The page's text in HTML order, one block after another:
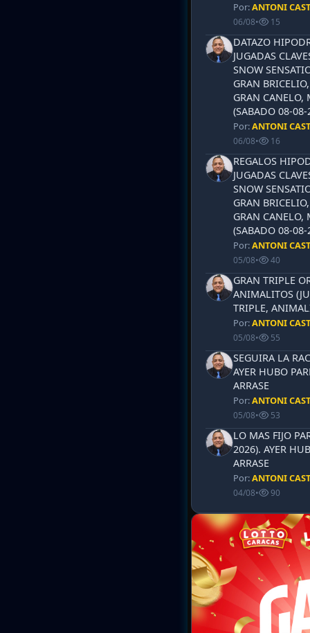
Por:ANTONI
06/08• 15
DATAZO
JUGADAS
SNOW
GRAN
GRAN CANELO,
(SABADO 08-
Por:ANTONI
06/08• 16
REGALOS
JUGADAS
SNOW
GRAN
GRAN CANELO,
(SABADO 08-
Por:ANTONI
05/08• 40
GRAN TRIPLE
ANIMALITOS
TRIPLE,
Por:ANTONI
05/08• 55
SEGUIRA LA
AYER HUBO
ARRASE
Por:ANTONI
05/08• 53
LO MAS FIJO
2026). AYER
ARRASE
Por:ANTONI
04/08• 90